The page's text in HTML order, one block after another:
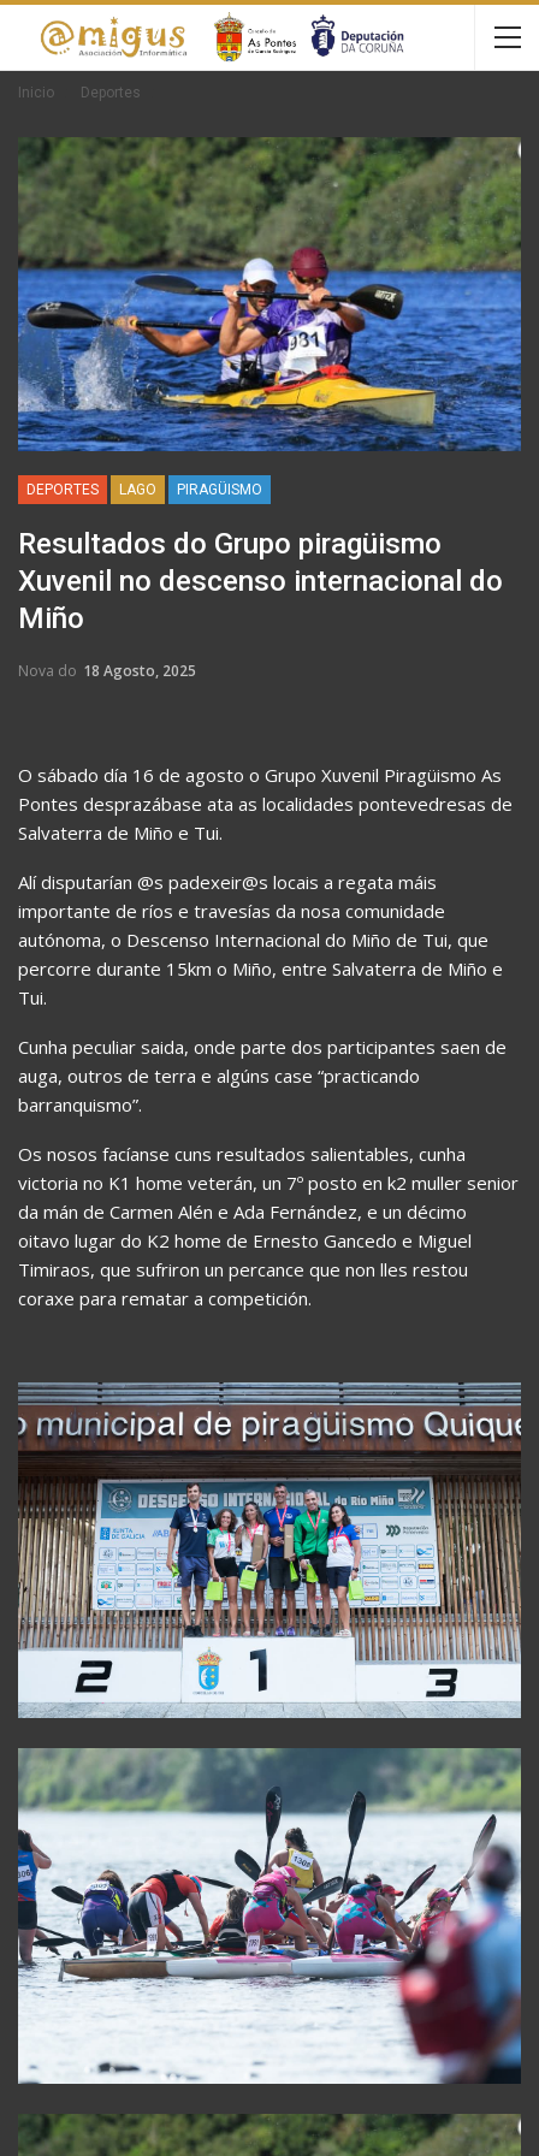
Inicio Deportes
DEPORTES LAGO PIRAGÜISMO
Resultados do Grupo piragüismo
Xuvenil no descenso internacional do
Miño
Nova do 18 Agosto, 2025
O sábado día 16 de agosto o Grupo Xuvenil Piragüismo As
Pontes desprazábase ata as localidades pontevedresas de
Salvaterra de Miño e Tui.
Alí disputarían @s padexeir@s locais a regata máis
importante de ríos e travesías da nosa comunidade
autónoma, o Descenso Internacional do Miño de Tui, que
percorre durante 15km o Miño, entre Salvaterra de Miño e
Tui.
Cunha peculiar saida, onde parte dos participantes saen de
auga, outros de terra e algúns case “practicando
barranquismo”.
Os nosos facíanse cuns resultados salientables, cunha
victoria no K1 home veterán, un 7º posto en k2 muller senior
da mán de Carmen Alén e Ada Fernández, e un décimo
oitavo lugar do K2 home de Ernesto Gancedo e Miguel
Timiraos, que sufriron un percance que non lles restou
coraxe para rematar a competición.